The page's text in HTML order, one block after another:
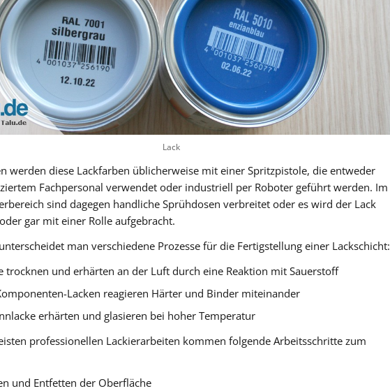
Lack
werden diese Lackfarben üblicherweise mit einer Spritzpistole, die entweder
Fachpersonal verwendet oder industriell per Roboter geführt werden. Im
sind dagegen handliche Sprühdosen verbreitet oder es wird der Lack
gar mit einer Rolle aufgebracht.
man verschiedene Prozesse für die Fertigstellung einer Lackschicht:
trocknen und erhärten an der Luft durch eine Reaktion mit Sauerstoff
Lacken reagieren Härter und Binder miteinander
erhärten und glasieren bei hoher Temperatur
professionellen Lackierarbeiten kommen folgende Arbeitsschritte zum
und Entfetten der Oberfläche